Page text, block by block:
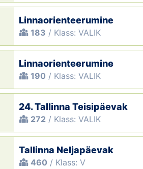
Linnaorienteerumine
183 / Klass: VALIK
Linnaorienteerumine
190 / Klass: VALIK
24. Tallinna Teisipäevak
272 / Klass: VALIK
Tallinna Neljapäevak
460 / Klass: V